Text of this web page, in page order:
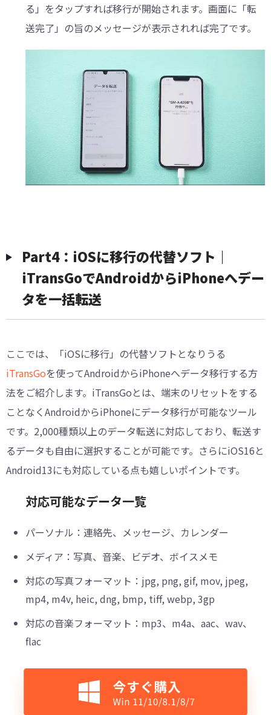
る」をタップすれば移行が開始されます。画面に「転
送完了」の旨のメッセージが表示されれば完了です。
Part4：iOSに移行の代替ソフト｜
iTransGoでAndroidからiPhoneへデー
タを一括転送
ここでは、「iOSに移行」の代替ソフトとなりうる
iTransGoを使ってAndroidからiPhoneへデータ移行する方
法をご紹介します。iTransGoとは、端末のリセットをする
ことなくAndroidからiPhoneにデータ移行が可能なツール
です。2,000種類以上のデータ転送に対応しており、転送す
るデータも自由に選択することが可能です。さらにiOS16と
Android13にも対応している点も嬉しいポイントです。
対応可能なデータ一覧
パーソナル：連絡先、メッセージ、カレンダー
メディア：写真、音楽、ビデオ、ボイスメモ
対応の写真フォーマット：jpg, png, gif, mov, jpeg,
mp4, m4v, heic, dng, bmp, tiff, webp, 3gp
対応の音楽フォーマット：mp3、m4a、aac、wav、
flac